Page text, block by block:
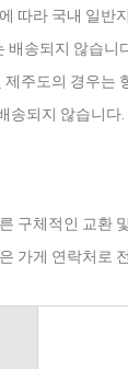
따라 국내 일반
배송되지 않습니
제주도의 경우는
송되지 않습니다.
구체적인 교환
가게 연락처로